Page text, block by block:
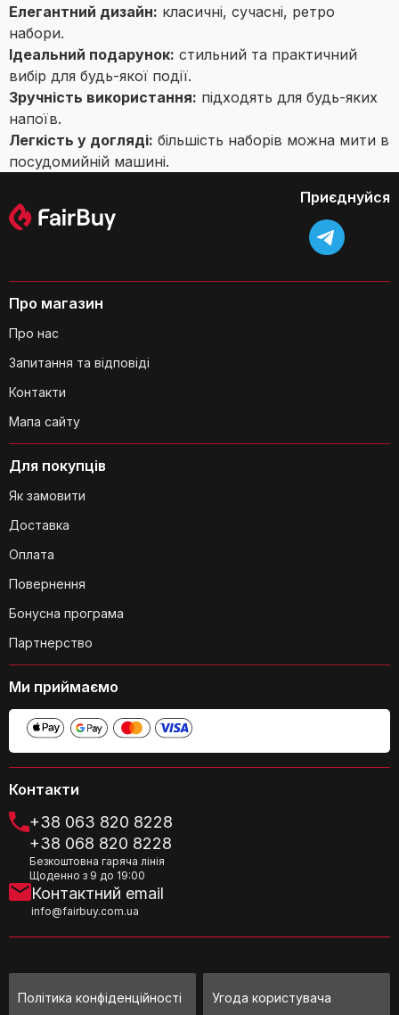
Елегантний дизайн: класичні, сучасні, ретро
набори.
Ідеальний подарунок: стильний та практичний
вибір для будь-якої події.
Зручність використання: підходять для будь-яких
напоїв.
Легкість у догляді: більшість наборів можна мити в
посудомийній машині.
Контакти
+38 063 820 8228
+38 068 820 8228
Безкоштовна гаряча лінія
Щоденно з 9 до 19:00
Контактний email
info@fairbuy.com.ua
Для покупців
Як замовити
Доставка
Оплата
Повернення
Бонусна програма
Партнерство
Про магазин
Про нас
Запитання та відповіді
Контакти
Мапа сайту
Приєднуйся
Ми приймаємо
Політика конфіденційності Угода користувача